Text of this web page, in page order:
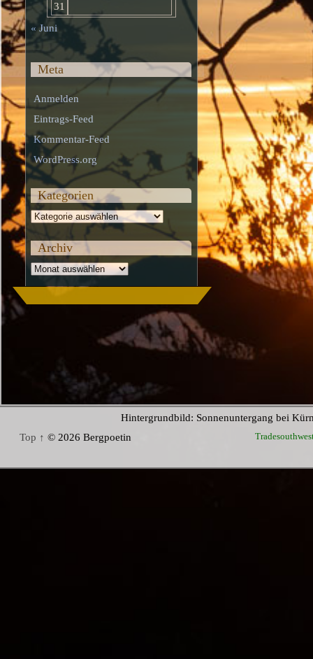
31
« Juni
Meta
Anmelden
Eintrags-Feed
Kommentar-Feed
WordPress.org
Kategorien
Kategorien
Archiv
Archiv
Hintergrundbild: Sonnenuntergang bei
Top ↑ © 2026 Bergpoetin